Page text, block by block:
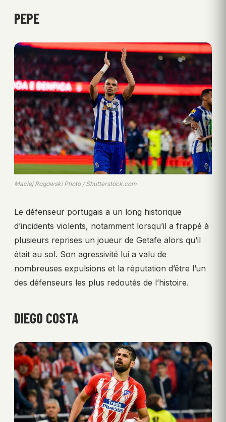
PEPE
Maciej Rogowski Photo / Shutterstock.com
Le défenseur portugais a un long historique
d’incidents violents, notamment lorsqu’il a frappé à
plusieurs reprises un joueur de Getafe alors qu’il
était au sol. Son agressivité lui a valu de
nombreuses expulsions et la réputation d’être l’un
des défenseurs les plus redoutés de l’histoire.
DIEGO COSTA